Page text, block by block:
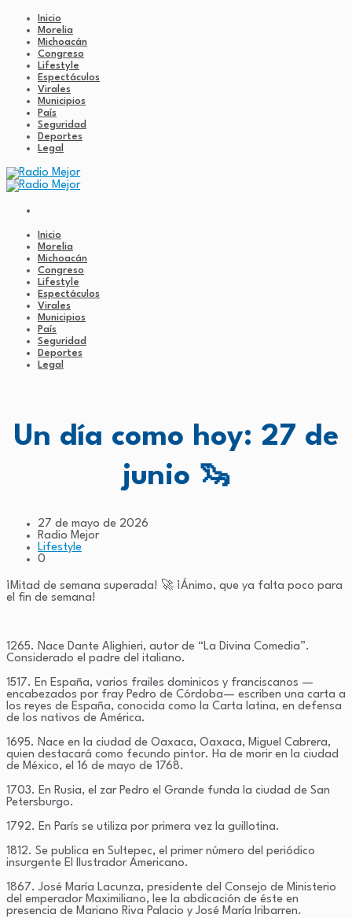
Inicio
Morelia
Michoacán
Congreso
Lifestyle
Espectáculos
Virales
Municipios
País
Seguridad
Deportes
Legal
Inicio
Morelia
Michoacán
Congreso
Lifestyle
Espectáculos
Virales
Municipios
País
Seguridad
Deportes
Legal
Un día como hoy: 27 de
junio 🦦
27 de mayo de 2026
Radio Mejor
Lifestyle
0
¡Mitad de semana superada! 🚀 ¡Ánimo, que ya falta poco para
el fin de semana!
1265. Nace Dante Alighieri, autor de “La Divina Comedia”.
Considerado el padre del italiano.
1517. En España, varios frailes dominicos y franciscanos —
encabezados por fray Pedro de Córdoba— escriben una carta a
los reyes de España, conocida como la Carta latina, en defensa
de los nativos de América.
1695. Nace en la ciudad de Oaxaca, Oaxaca, Miguel Cabrera,
quien destacará como fecundo pintor. Ha de morir en la ciudad
de México, el 16 de mayo de 1768.
1703. En Rusia, el zar Pedro el Grande funda la ciudad de San
Petersburgo.
1792. En París se utiliza por primera vez la guillotina.
1812. Se publica en Sultepec, el primer número del periódico
insurgente El Ilustrador Americano.
1867. José María Lacunza, presidente del Consejo de Ministerio
del emperador Maximiliano, lee la abdicación de éste en
presencia de Mariano Riva Palacio y José María Iribarren.